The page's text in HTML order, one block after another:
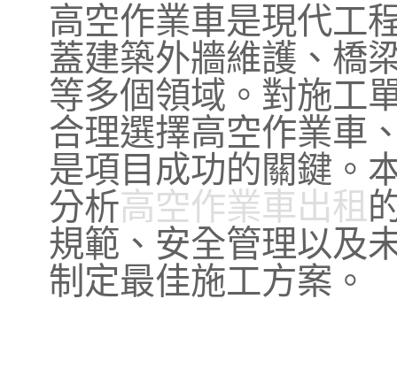
高空作業車是現代工
蓋建築外牆維護、橋
等多個領域。對施工
合理選擇高空作業車
是項目成功的關鍵。
分析高空作業車出租
規範、安全管理以及
制定最佳施工方案。